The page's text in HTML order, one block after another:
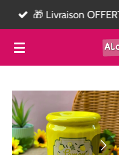
Passer
au
contenu
principal
🎁 Livraison